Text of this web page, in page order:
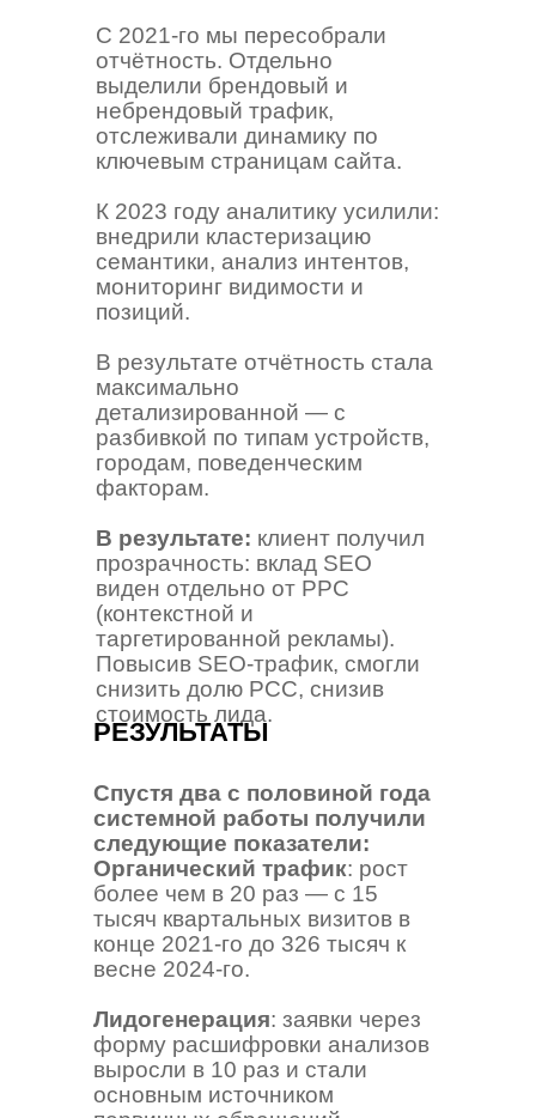
С 2021-го мы пересобрали
отчётность. Отдельно
выделили брендовый и
небрендовый трафик,
отслеживали динамику по
ключевым страницам сайта.
К 2023 году аналитику усилили:
внедрили кластеризацию
семантики, анализ интентов,
мониторинг видимости и
позиций.
В результате отчётность стала
максимально
детализированной — с
разбивкой по типам устройств,
городам, поведенческим
факторам.
В результате: клиент получил
прозрачность: вклад SEO
виден отдельно от PPC
(контекстной и
таргетированной рекламы).
Повысив SEO-трафик, смогли
снизить долю PCC, снизив
стоимость лида.
Спустя два с половиной года
системной работы получили
следующие показатели:
Органический трафик: рост
более чем в 20 раз — с 15
тысяч квартальных визитов в
конце 2021-го до 326 тысяч к
весне 2024-го.
Лидогенерация: заявки через
форму расшифровки анализов
выросли в 10 раз и стали
основным источником
РЕЗУЛЬТАТЫ